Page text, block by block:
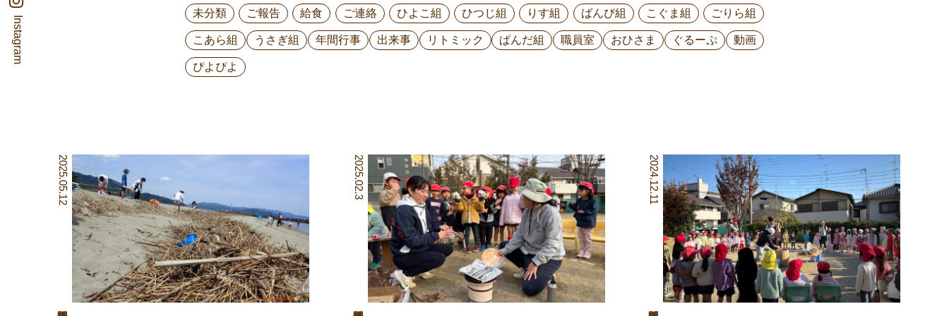
Instagram
未分類 ご報告 給食 ご連絡 ひよこ組 ひつじ組 りす組 ばんび組 こぐま組 ごりら組
こあら組 うさぎ組 年間行事 出来事 リトミック ぱんだ組 職員室 おひさま ぐるーぷ 動画
ぴよぴよ
2025.05.12 2025.02.3 2024.12.11